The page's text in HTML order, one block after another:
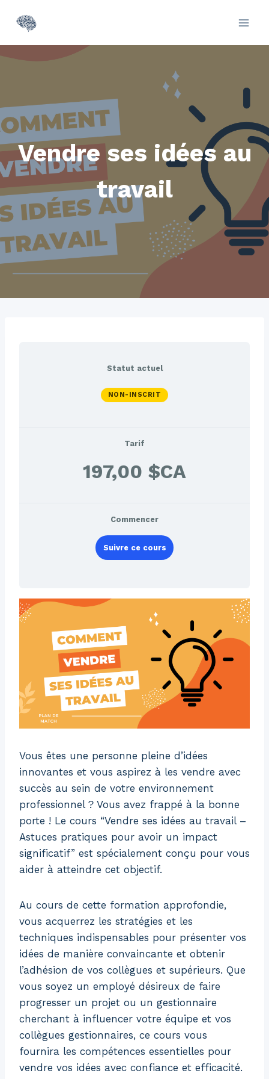
Vendre ses idées au
travail
Statut actuel
NON-INSCRIT
Tarif
197,00 $CA
Commencer
Suivre ce cours
Vous êtes une personne pleine d’idées
innovantes et vous aspirez à les vendre avec
succès au sein de votre environnement
professionnel ? Vous avez frappé à la bonne
porte ! Le cours “Vendre ses idées au travail –
Astuces pratiques pour avoir un impact
significatif” est spécialement conçu pour vous
aider à atteindre cet objectif.
Au cours de cette formation approfondie,
vous acquerrez les stratégies et les
techniques indispensables pour présenter vos
idées de manière convaincante et obtenir
l’adhésion de vos collègues et supérieurs. Que
vous soyez un employé désireux de faire
progresser un projet ou un gestionnaire
cherchant à influencer votre équipe et vos
collègues gestionnaires, ce cours vous
fournira les compétences essentielles pour
vendre vos idées avec confiance et efficacité.